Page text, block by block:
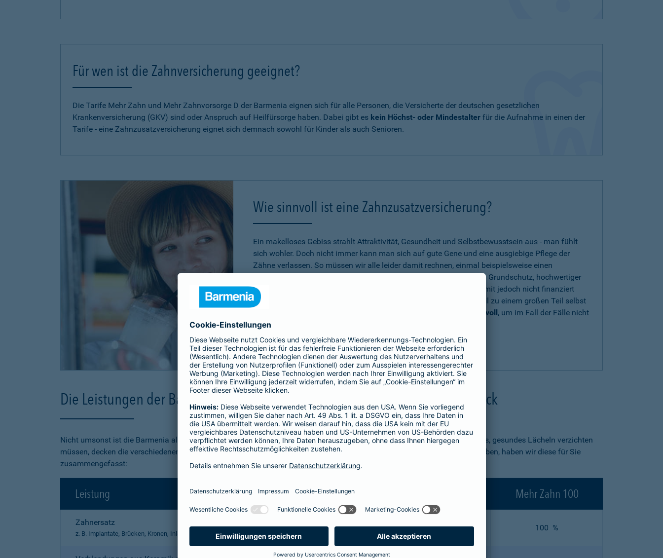
Für wen ist die Zahnversicherung geeignet?
Die Tarife Mehr Zahn und Mehr Zahnvorsorge D der Barmenia eignen sich für alle Personen, die Versicherte der deutschen gesetzlichen
Krankenversicherung (GKV) sind oder Anspruch auf Heilfürsorge haben. Dabei gibt es kein Höchst- oder Mindestalter für die Aufnahme in einen der
Tarife - eine Zahnzusatzversicherung eignet sich demnach sowohl für Kinder als auch Senioren.
Wie sinnvoll ist eine Zahnzusatzversicherung?
Ein makelloses Gebiss strahlt Attraktivität, Gesundheit und Selbstbewusstsein aus - man fühlt
sich wohler. Doch nicht immer kann man sich auf gute Gene und eine ausgiebige Pflege der
Zähne verlassen. So müssen wir alle leider damit rechnen, einmal beispielsweise einen
Zahnersatz zu benötigen. Gesetzliche Leistungen bieten zwar einen Grundschutz, hochwertiger
Zahnersatz wie Kronen, Brücken, Implantate oder Inlays können damit jedoch nicht finanziert
werden. Der Versicherte muss diese Leistungen über den Eigenanteil zu einem großen Teil selbst
Zahnzusatzversicherung sinnvoll, um im Fall der Fälle nicht
auf die eigenen finanziellen Möglichkeiten beschränkt zu sein.
Lassen Sie sich gerneindividuell und persönlich von uns beraten
Die Leistungen der Barmenia Zahnzusatzversicherung Mehr Zahn im Überblick
Nicht umsonst ist die Barmenia als "exzellente" Zahnzusatzversicherung ausgezeichnet: Damit Sie nicht auf ein strahlendes, gesundes Lächeln verzichten
müssen, decken die verschiedenen Produkte eine Vielzahl an verschiedenen Leistungen ab. Um Ihnen einen Überblick zu geben, haben wir diese für Sie
zusammengefasst:
Leistung Mehr Zahn 80 Mehr Zahn 100
Zahnersatz
z. B. Implantate, Brücken, Kronen, Inlays, Prothesen
80 % 90 % 100 %